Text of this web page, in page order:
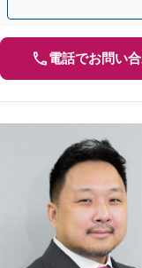
電話でお問い